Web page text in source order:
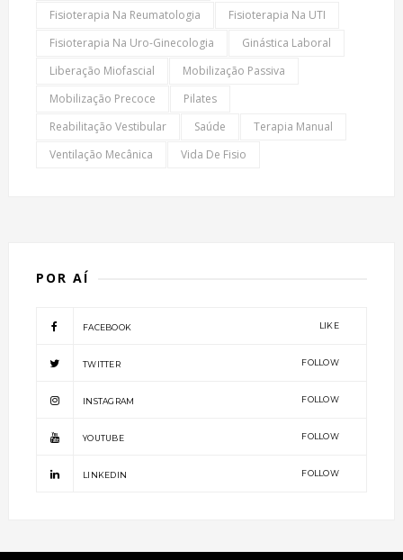
Fisioterapia Na Reumatologia
Fisioterapia Na UTI
Fisioterapia Na Uro-Ginecologia
Ginástica Laboral
Liberação Miofascial
Mobilização Passiva
Mobilização Precoce
Pilates
Reabilitação Vestibular
Saúde
Terapia Manual
Ventilação Mecânica
Vida De Fisio
POR AÍ
FACEBOOK LIKE
TWITTER FOLLOW
INSTAGRAM FOLLOW
YOUTUBE FOLLOW
LINKEDIN FOLLOW